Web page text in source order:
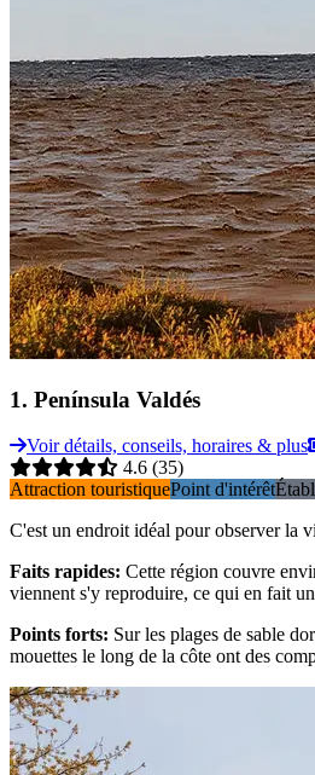
1. Península Valdés
Voir détails, conseils, horaires & plus
4.6 (35)
Attraction touristiquePoint d'intérêt
C'est un endroit idéal pour observer la
Faits rapides: Cette région couvre
viennent s'y reproduire, ce qui en fait
Points forts: Sur les plages de sable
mouettes le long de la côte ont des